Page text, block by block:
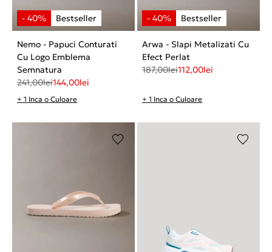
Nemo - Papuci Conturati
Cu Logo Emblema
Semnatura
241,00lei144,00lei
+ 1 Inca o Culoare
Arwa - Slapi Metalizati Cu
Efect Perlat
187,00lei112,00lei
+ 1 Inca o Culoare